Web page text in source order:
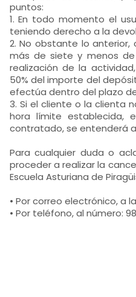
puntos:
1. En todo momento el
teniendo derecho a la
2. No obstante lo
más de siete y menos
realización de la
50% del importe del
efectúa dentro del plazo
3. Si el cliente o la clienta
hora límite establecida,
contratado, se entenderá
Para cualquier duda o
proceder a realizar la
Escuela Asturiana de
• Por correo electrónico, a
• Por teléfono, al número: